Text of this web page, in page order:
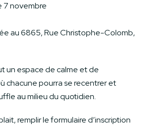
7 novembre
au 6865, Rue Christophe-Colomb,
un espace de calme et de
chacune pourra se recentrer et
au milieu du quotidien.
remplir le formulaire d’inscription